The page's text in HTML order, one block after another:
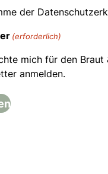
der
(erforderlich)
mich für den Braut
anmelden.